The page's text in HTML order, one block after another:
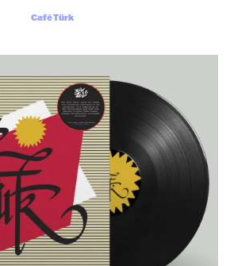
Café Türk